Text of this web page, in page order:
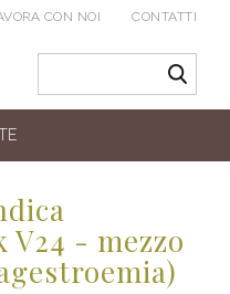
CON NOI CONTATTI
V24 - mezzo